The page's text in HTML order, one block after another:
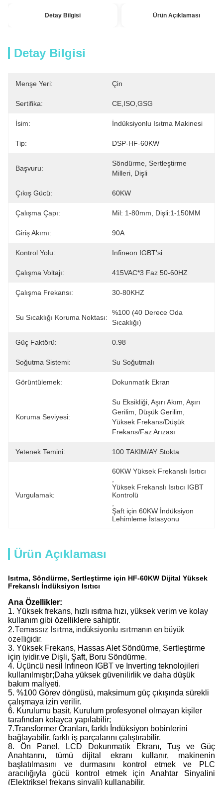
Detay Bilgisi Ürün Açıklaması
Detay Bilgisi
Menşe Yeri: Çin
Sertifika: CE,ISO,GSG
İsim: İndüksiyonlu Isıtma Makinesi
Tip: DSP-HF-60KW
Başvuru:
Söndürme, Sertleştirme
Milleri, Dişli
Çıkış Gücü: 60KW
Çalışma Çapı: Mil: 1-80mm, Dişli:1-150MM
Giriş Akımı: 90A
Kontrol Yolu: Infineon IGBT'si
Çalışma Voltajı: 415VAC*3 Faz 50-60HZ
Çalışma Frekansı: 30-80KHZ
Su Sıcaklığı Koruma Noktası:
%100 (40 Derece Oda
Sıcaklığı)
Güç Faktörü: 0.98
Soğutma Sistemi: Su Soğutmalı
Görüntülemek: Dokunmatik Ekran
Koruma Seviyesi:
Su Eksikliği, Aşırı Akım, Aşırı
Gerilim, Düşük Gerilim,
Yüksek Frekans/Düşük
Frekans/Faz Arızası
Yetenek Temini: 100 TAKIM/AY Stokta
Vurgulamak:
60KW Yüksek Frekanslı Isıtıcı
Yüksek Frekanslı Isıtıcı IGBT
Kontrolü
Şaft için 60KW İndüksiyon
Lehimleme İstasyonu
Ürün Açıklaması
Isıtma, Söndürme, Sertleştirme için HF-60KW Dijital Yüksek
Frekanslı İndüksiyon Isıtıcı
Ana Özellikler:
1. Yüksek frekans, hızlı ısıtma hızı, yüksek verim ve kolay
kullanım gibi özelliklere sahiptir.
2.Temassız Isıtma, indüksiyonlu ısıtmanın en büyük
özelliğidir.
3. Yüksek Frekans, Hassas Alet Söndürme, Sertleştirme
için iyidir.ve Dişli, Şaft, Boru Söndürme.
4. Üçüncü nesil Infineon IGBT ve Inverting teknolojileri
kullanılmıştır;Daha yüksek güvenilirlik ve daha düşük
bakım maliyeti.
5. %100 Görev döngüsü, maksimum güç çıkışında sürekli
çalışmaya izin verilir.
6. Kurulumu basit, Kurulum profesyonel olmayan kişiler
tarafından kolayca yapılabilir;
7.Transformer Oranları, farklı İndüksiyon bobinlerini
bağlayabilir, farklı iş parçalarını çalıştırabilir.
8. Ön Panel, LCD Dokunmatik Ekranı, Tuş ve Güç
Anahtarını, tümü dijital ekranı kullanır, makinenin
başlatılmasını ve durmasını kontrol etmek ve PLC
aracılığıyla gücü kontrol etmek için Anahtar Sinyalini
(Elektriksel frekans sinyali) kullanabilir.